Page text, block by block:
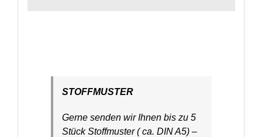
STOFFMUSTER
Gerne senden wir Ihnen bis zu 5
Stück Stoffmuster ( ca. DIN A5) –